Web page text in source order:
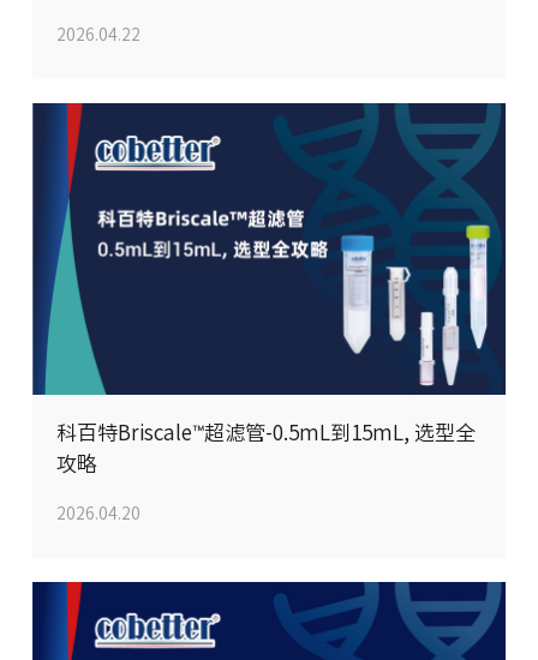
2026.04.22
科百特Briscale™超滤管-0.5mL到15mL, 选型全
攻略
2026.04.20